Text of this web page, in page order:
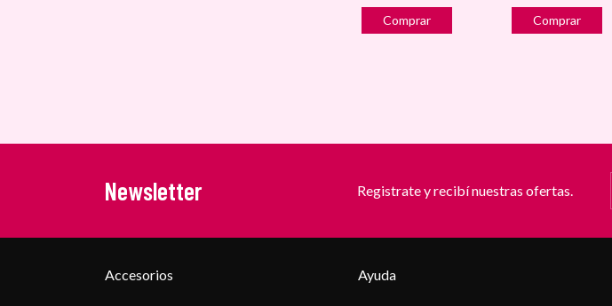
Newsletter Registrate y recibí nuestras ofertas.
Accesorios Ayuda